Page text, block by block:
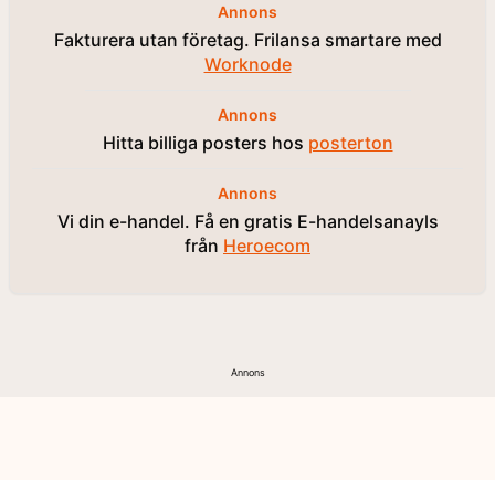
Annons
Fakturera utan företag. Frilansa smartare med
Worknode
Annons
Hitta billiga posters hos posterton
Annons
Vi din e-handel. Få en gratis E-handelsanayls
från Heroecom
Annons